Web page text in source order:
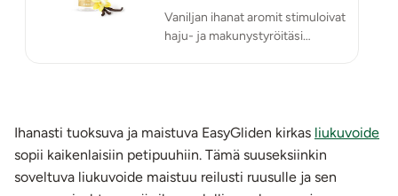
Vaniljan ihanat aromit stimuloivat
haju- ja makunystyröitäsi
Ihanasti tuoksuva ja maistuva EasyGliden kirkas liukuvoide
sopii kaikenlaisiin petipuuhiin. Tämä suuseksiinkin
soveltuva liukuvoide maistuu reilusti ruusulle ja sen